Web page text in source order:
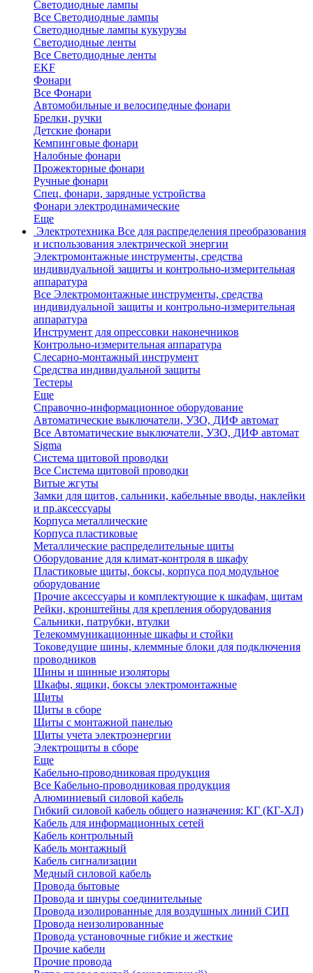
Светодиодные лампы
Все Светодиодные лампы
Светодиодные лампы кукурузы
Светодиодные ленты
Все Светодиодные ленты
EKF
Фонари
Все Фонари
Автомобильные и велосипедные фонари
Брелки, ручки
Детские фонари
Кемпинговые фонари
Налобные фонари
Прожекторные фонари
Ручные фонари
Спец. фонари, зарядные устройства
Фонари электродинамические
Еще
Электротехника Все для распределения преобразования
и использования электрической энергии
Электромонтажные инструменты, средства
индивидуальной защиты и контрольно-измерительная
аппаратура
Все Электромонтажные инструменты, средства
индивидуальной защиты и контрольно-измерительная
аппаратура
Инструмент для опрессовки наконечников
Контрольно-измерительная аппаратура
Слесарно-монтажный инструмент
Средства индивидуальной защиты
Тестеры
Еще
Справочно-информационное оборудование
Автоматические выключатели, УЗО, ДИФ автомат
Все Автоматические выключатели, УЗО, ДИФ автомат
Sigma
Система щитовой проводки
Все Система щитовой проводки
Витые жгуты
Замки для щитов, сальники, кабельные вводы, наклейки
и пр.аксессуары
Корпуса металлические
Корпуса пластиковые
Металлические распределительные щиты
Оборудование для климат-контроля в шкафу
Пластиковые щиты, боксы, корпуса под модульное
оборудование
Прочие аксессуары и комплектующие к шкафам, щитам
Рейки, кронштейны для крепления оборудования
Сальники, патрубки, втулки
Телекоммуникационные шкафы и стойки
Токоведущие шины, клеммные блоки для подключения
проводников
Шины и шинные изоляторы
Шкафы, ящики, боксы электромонтажные
Щиты
Щиты в сборе
Щиты с монтажной панелью
Щиты учета электроэнергии
Электрощиты в сборе
Еще
Кабельно-проводниковая продукция
Все Кабельно-проводниковая продукция
Алюминиевый силовой кабель
Гибкий силовой кабель общего назначения: КГ (КГ-ХЛ)
Кабель для информационных сетей
Кабель контрольный
Кабель монтажный
Кабель сигнализации
Медный силовой кабель
Провода бытовые
Провода и шнуры соединительные
Провода изолированные для воздушных линий СИП
Провода неизолированные
Провода установочные гибкие и жесткие
Прочие кабели
Прочие провода